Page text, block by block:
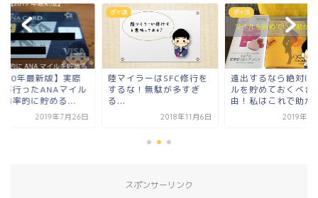
ラーはSFC修行を
な！無駄が多すぎ
2018年11月6日
ポイ活
遠出するなら絶対にマイ
ルを貯めておくべき理
由！私はこれで助かった
2019年7月13日
ポイ活
【2020年最新版】
に私が行ったANAマ
を超効率的に貯める
2019年7
スポンサーリンク